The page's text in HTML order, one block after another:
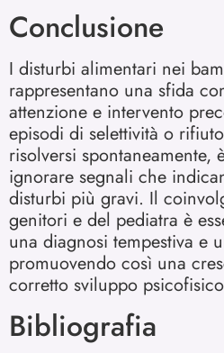
Conclusione
I disturbi alimentari nei
rappresentano una sfida
attenzione e intervento
episodi di selettività o
risolversi spontaneamente,
ignorare segnali che
disturbi più gravi. Il
genitori e del pediatra è
una diagnosi tempestiva e
promuovendo così una
corretto sviluppo
Bibliografia